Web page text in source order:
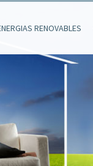
RENOVABLES